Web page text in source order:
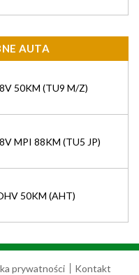
AUTA
50KM (TU9 M/Z)
MPI 88KM (TU5 JP)
50KM (AHT)
prywatności Kontakt